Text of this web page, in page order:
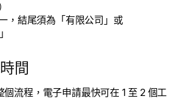
，結尾須為「有限公司」或
間
個流程，電子申請最快可在 1 至 2 個工